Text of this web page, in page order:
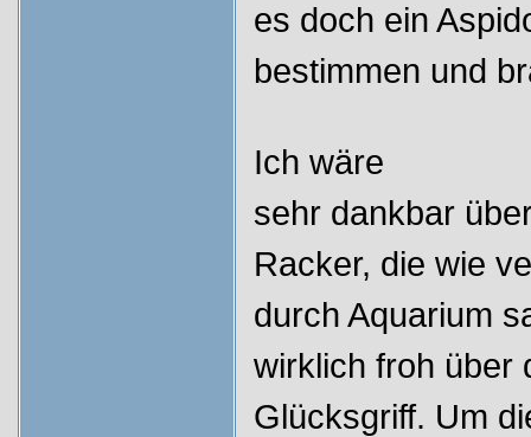
es doch ein
bestimmen und
Ich wäre
sehr dankbar
Racker, die wie
durch Aquarium
wirklich froh über
Glücksgriff. Um